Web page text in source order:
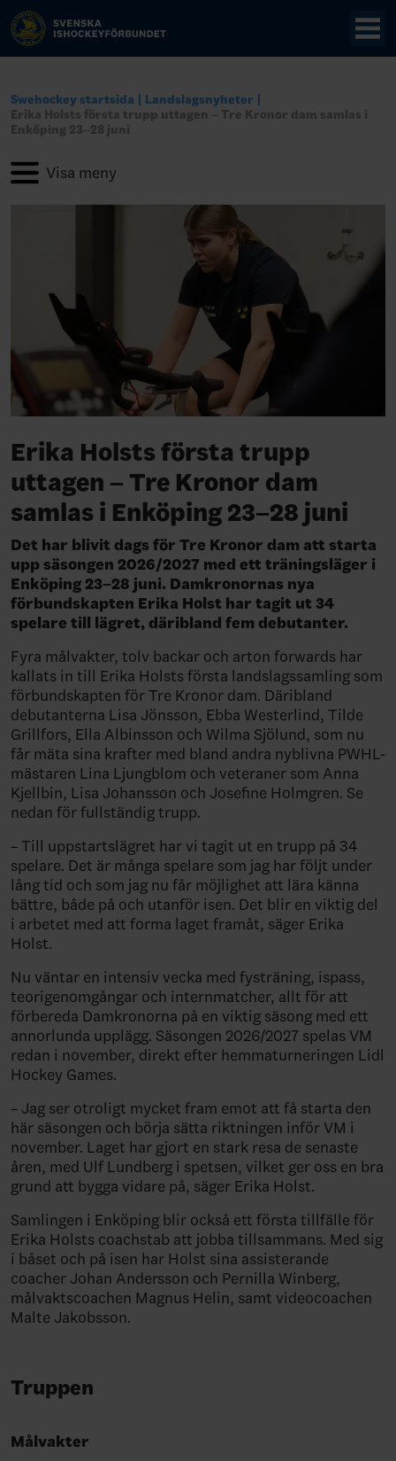
Swehockey startsida
Landslagsnyheter
Erika Holsts första trupp uttagen – Tre Kronor dam samlas i
Enköping 23–28 juni
Erika Holsts första trupp
uttagen – Tre Kronor dam
samlas i Enköping 23–28 juni
Det har blivit dags för Tre Kronor dam att starta
upp säsongen 2026/2027 med ett träningsläger i
Enköping 23–28 juni. Damkronornas nya
förbundskapten Erika Holst har tagit ut 34
spelare till lägret, däribland fem debutanter.
Fyra målvakter, tolv backar och arton forwards har
kallats in till Erika Holsts första landslagssamling som
förbundskapten för Tre Kronor dam. Däribland
debutanterna Lisa Jönsson, Ebba Westerlind, Tilde
Grillfors, Ella Albinsson och Wilma Sjölund, som nu
får mäta sina krafter med bland andra nyblivna PWHL-
mästaren Lina Ljungblom och veteraner som Anna
Kjellbin, Lisa Johansson och Josefine Holmgren. Se
nedan för fullständig trupp.
– Till uppstartslägret har vi tagit ut en trupp på 34
spelare. Det är många spelare som jag har följt under
lång tid och som jag nu får möjlighet att lära känna
bättre, både på och utanför isen. Det blir en viktig del
i arbetet med att forma laget framåt, säger Erika
Holst.
Nu väntar en intensiv vecka med fysträning, ispass,
teorigenomgångar och internmatcher, allt för att
förbereda Damkronorna på en viktig säsong med ett
annorlunda upplägg. Säsongen 2026/2027 spelas VM
redan i november, direkt efter hemmaturneringen Lidl
Hockey Games.
– Jag ser otroligt mycket fram emot att få starta den
här säsongen och börja sätta riktningen inför VM i
november. Laget har gjort en stark resa de senaste
åren, med Ulf Lundberg i spetsen, vilket ger oss en bra
grund att bygga vidare på, säger Erika Holst.
Samlingen i Enköping blir också ett första tillfälle för
Erika Holsts coachstab att jobba tillsammans. Med sig
i båset och på isen har Holst sina assisterande
coacher Johan Andersson och Pernilla Winberg,
målvaktscoachen Magnus Helin, samt videocoachen
Malte Jakobsson.
Truppen
Målvakter